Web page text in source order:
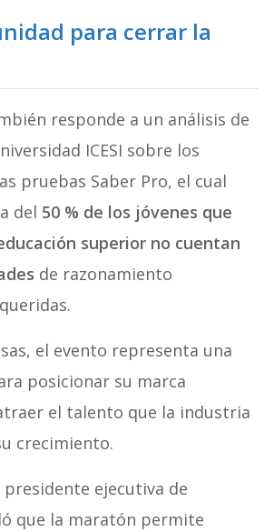
para cerrar la
responde a un análisis de
ICESI sobre los
pruebas Saber Pro, el cual
del 50 % de los jóvenes que
superior no cuentan
de razonamiento
el evento representa una
posicionar su marca
el talento que la industria
crecimiento.
presidente ejecutiva de
que la maratón permite